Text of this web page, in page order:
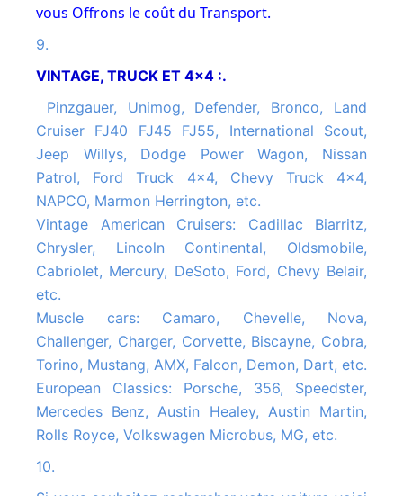
vous Offrons le coût du Transport.
9.
VINTAGE, TRUCK ET 4x4 :.
Pinzgauer, Unimog, Defender, Bronco, Land
Cruiser FJ40 FJ45 FJ55, International Scout,
Jeep Willys, Dodge Power Wagon, Nissan
Patrol, Ford Truck 4x4, Chevy Truck 4x4,
NAPCO, Marmon Herrington, etc.
Vintage American Cruisers: Cadillac Biarritz,
Chrysler, Lincoln Continental, Oldsmobile,
Cabriolet, Mercury, DeSoto, Ford, Chevy Belair,
etc.
Muscle cars: Camaro, Chevelle, Nova,
Challenger, Charger, Corvette, Biscayne, Cobra,
Torino, Mustang, AMX, Falcon, Demon, Dart, etc.
European Classics: Porsche, 356, Speedster,
Mercedes Benz, Austin Healey, Austin Martin,
Rolls Royce, Volkswagen Microbus, MG, etc.
10.